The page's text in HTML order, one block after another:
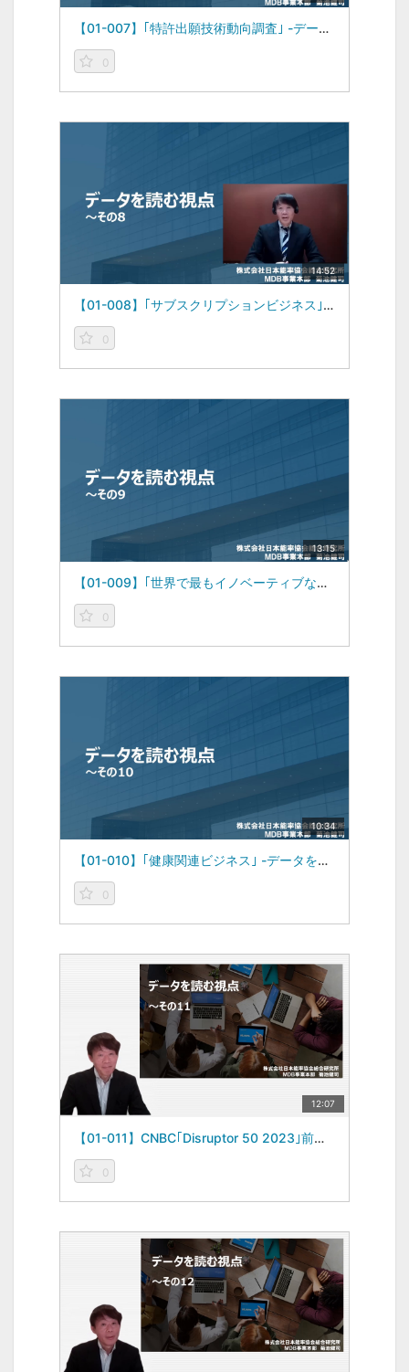
【01-007】｢特許出願技術動向調査｣ -データを読む視点vol.7-（2023/01/23）
0
14:52
【01-008】｢サブスクリプションビジネス｣ -データを読む視点vol.8-（2023/02/13）
0
13:15
【01-009】｢世界で最もイノベーティブな企業｣ -データを読む視点vol.9-（2023/03/06）
0
10:34
【01-010】｢健康関連ビジネス｣ -データを読む視点vol.10-（2023/03/27）
0
12:07
【01-011】CNBC｢Disruptor 50 2023｣前編 -データを読む視点vol.11-（2023/07/10）
0